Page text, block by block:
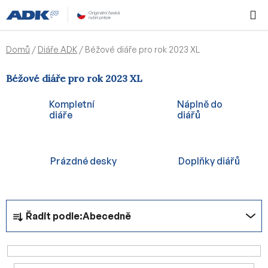
na
obsah
KOŠÍK
Domů / Diáře ADK / Béžové diáře pro rok 2023 XL
Béžové diáře pro rok 2023 XL
Kompletní
diáře
Náplně do
diářů
Prázdné desky Doplňky diářů
Ř
z
e
Řadit podle:Abecedně